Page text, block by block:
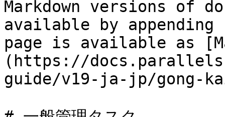
Markdown versions of
available by
page is available as
(https://
guide/v19-ja-jp/gong-